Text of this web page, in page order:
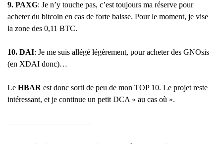
9. PAXG: Je n’y touche pas, c’est toujours ma réserve pour
acheter du bitcoin en cas de forte baisse. Pour le moment, je vise
la zone des 0,11 BTC.
10. DAI: Je me suis allégé légèrement, pour acheter des GNOsis
(en XDAI donc)…
Le HBAR est donc sorti de peu de mon TOP 10. Le projet reste
intéressant, et je continue un petit DCA « au cas où ».
——————————–